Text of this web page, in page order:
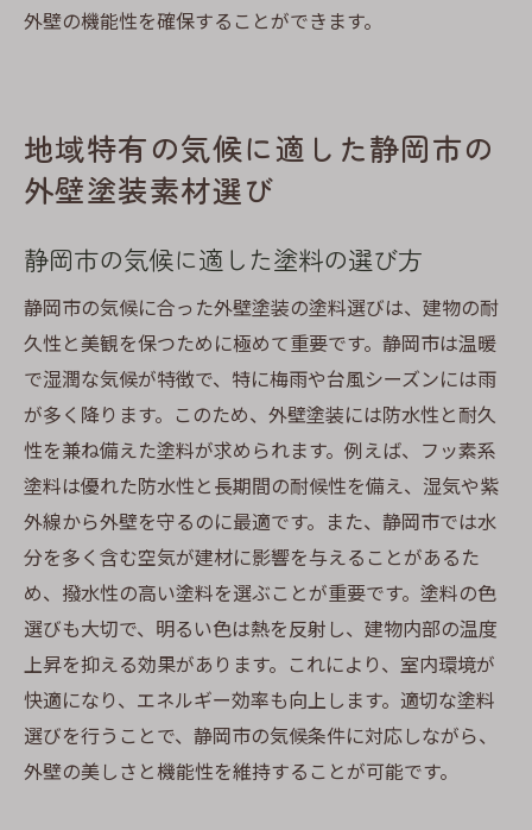
外壁の機能性を確保することができます。
地域特有の気候に適した静岡市の
外壁塗装素材選び
静岡市の気候に適した塗料の選び方
静岡市の気候に合った外壁塗装の塗料選びは、建物の耐
久性と美観を保つために極めて重要です。静岡市は温暖
で湿潤な気候が特徴で、特に梅雨や台風シーズンには雨
が多く降ります。このため、外壁塗装には防水性と耐久
性を兼ね備えた塗料が求められます。例えば、フッ素系
塗料は優れた防水性と長期間の耐候性を備え、湿気や紫
外線から外壁を守るのに最適です。また、静岡市では水
分を多く含む空気が建材に影響を与えることがあるた
め、撥水性の高い塗料を選ぶことが重要です。塗料の色
選びも大切で、明るい色は熱を反射し、建物内部の温度
上昇を抑える効果があります。これにより、室内環境が
快適になり、エネルギー効率も向上します。適切な塗料
選びを行うことで、静岡市の気候条件に対応しながら、
外壁の美しさと機能性を維持することが可能です。